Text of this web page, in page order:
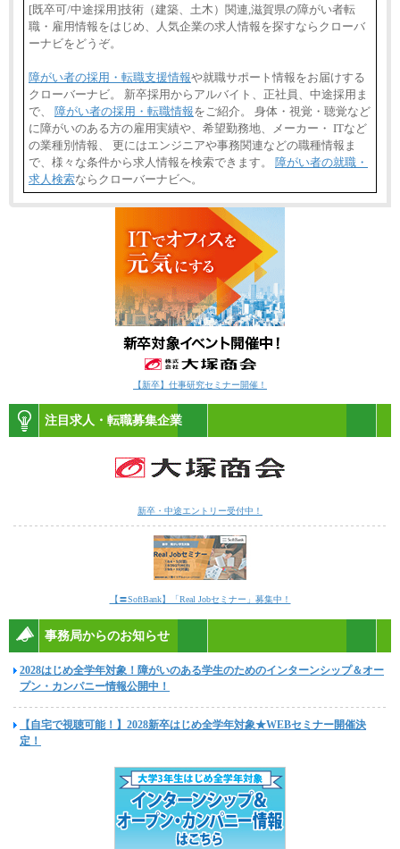
[既卒可/中途採用]技術（建築、土木）関連,滋賀県の障がい者転
職・雇用情報をはじめ、人気企業の求人情報を探すならクローバ
ーナビをどうぞ。
障がい者の採用・転職支援情報や就職サポート情報をお届けする
クローバーナビ。 新卒採用からアルバイト、正社員、中途採用ま
で、 障がい者の採用・転職情報をご紹介。 身体・視覚・聴覚など
に障がいのある方の雇用実績や、希望勤務地、メーカー・ ITなど
の業種別情報、 更にはエンジニアや事務関連などの職種情報ま
で、様々な条件から求人情報を検索できます。 障がい者の就職・
求人検索ならクローバーナビへ。
【新卒】仕事研究セミナー開催！
注目求人・転職募集企業
新卒・中途エントリー受付中！
【〓SoftBank】「Real Jobセミナー」募集中！
事務局からのお知らせ
2028はじめ全学年対象！障がいのある学生のためのインターンシップ＆オー
プン・カンパニー情報公開中！
【自宅で視聴可能！】2028新卒はじめ全学年対象★WEBセミナー開催決
定！